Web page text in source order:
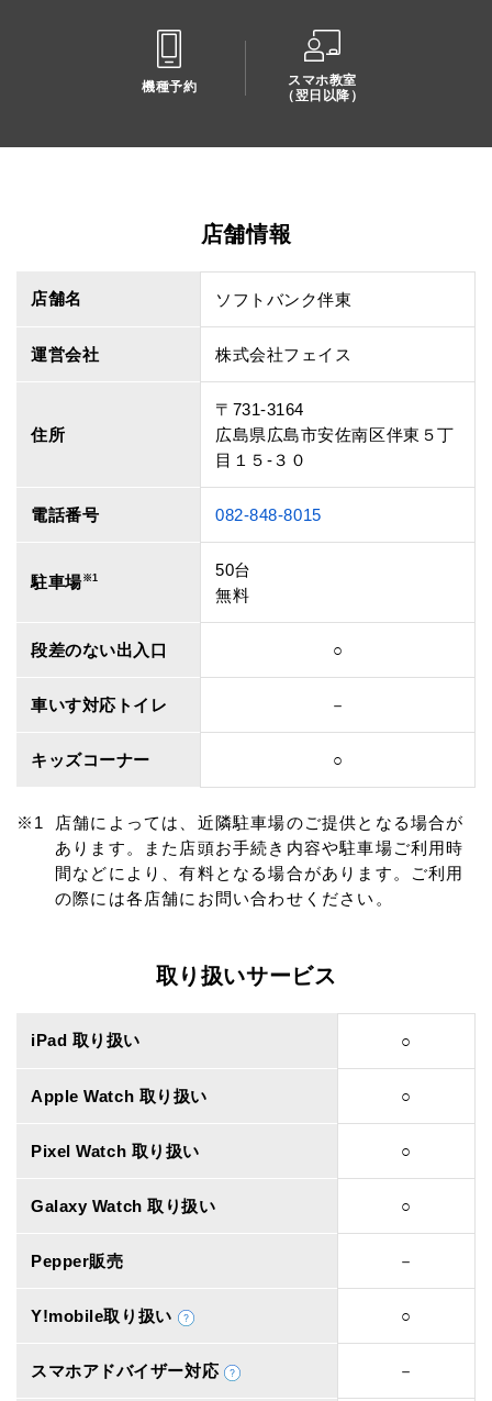
機種予約
スマホ教室
（翌日以降）
店舗情報
店舗名 ソフトバンク伴東
運営会社 株式会社フェイス
住所
〒731-3164
広島県広島市安佐南区伴東５丁
目１５‐３０
電話番号 082-848-8015
駐車場※1
50台
無料
段差のない出入口 ○
車いす対応トイレ －
キッズコーナー ○
店舗によっては、近隣駐車場のご提供となる場合が
あります。また店頭お手続き内容や駐車場ご利用時
間などにより、有料となる場合があります。ご利用
の際には各店舗にお問い合わせください。
取り扱いサービス
iPad 取り扱い ○
Apple Watch 取り扱い ○
Pixel Watch 取り扱い ○
Galaxy Watch 取り扱い ○
Pepper販売 －
Y!mobile取り扱い ○
スマホアドバイザー対応 －